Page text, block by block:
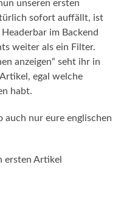
unseren ersten
sofort auffällt, ist
im Backend
weiter als ein Filter.
anzeigen“ seht ihr in
egal welche
habt.
auch nur eure englischen
ersten Artikel